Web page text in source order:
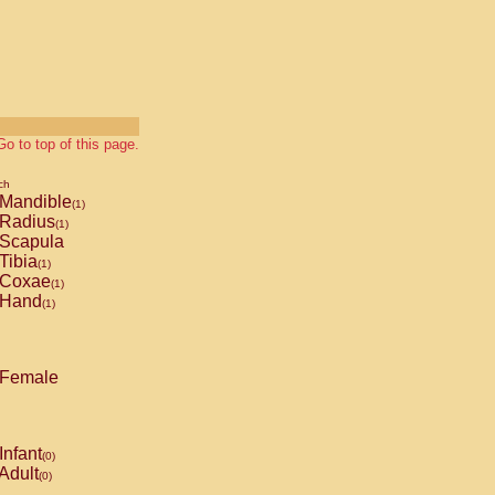
to top of this page.
Mandible(1)
Radius(1)
Scapula
Tibia(1)
Coxae(1)
Hand(1)
Female
Infant(0)
(0)